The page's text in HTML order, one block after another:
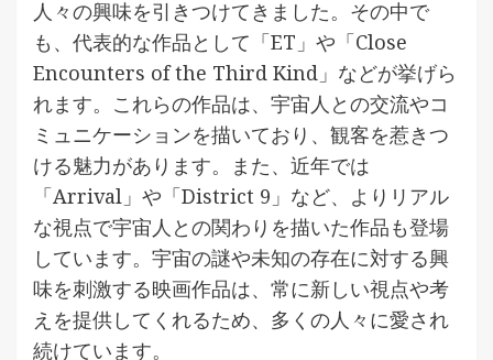
人々の興味を引きつけてきました。その中で
も、代表的な作品として「ET」や「Close
Encounters of the Third Kind」などが挙げら
れます。これらの作品は、宇宙人との交流やコ
ミュニケーションを描いており、観客を惹きつ
ける魅力があります。また、近年では
「Arrival」や「District 9」など、よりリアル
な視点で宇宙人との関わりを描いた作品も登場
しています。宇宙の謎や未知の存在に対する興
味を刺激する映画作品は、常に新しい視点や考
えを提供してくれるため、多くの人々に愛され
続けています。